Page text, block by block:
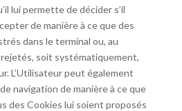
lui permette de décider s’il
de manière à ce que des
dans le terminal ou, au
soit systématiquement,
L’Utilisateur peut également
navigation de manière à ce que
des Cookies lui soient proposés